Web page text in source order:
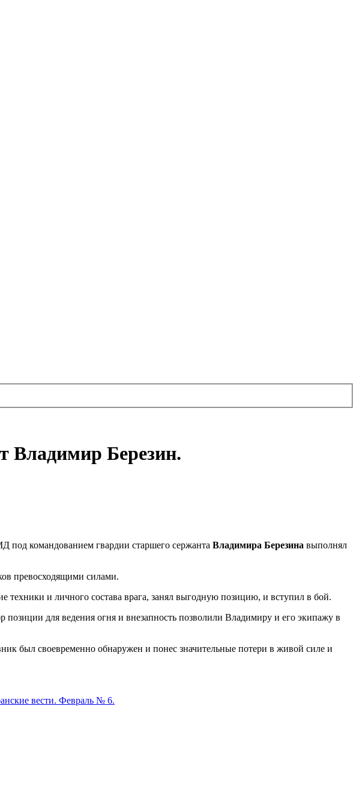
Владимир Березин.
под командованием гвардии старшего сержанта Владимира Березина выполнял
превосходящими силами.
техники и личного состава врага, занял выгодную позицию, и вступил в бой.
для ведения огня и внезапность позволили Владимиру и его экипажу в
был своевременно обнаружен и понес значительные потери в живой силе и
вести. Февраль № 6.